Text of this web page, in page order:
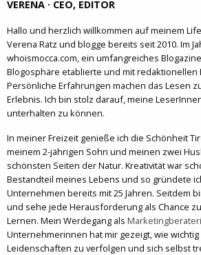
VERENA · CEO, EDITOR
Hallo und herzlich willkommen auf meinem
Verena Ratz und blogge bereits seit 2010. Im
whoismocca.com, ein umfangreiches
Blogosphäre etablierte und mit redaktionellen
Persönliche Erfahrungen machen das Lesen
Erlebnis. Ich bin stolz darauf, meine
unterhalten zu können.
In meiner Freizeit genieße ich die Schönheit
meinem 2-jährigen Sohn und meinen zwei
schönsten Seiten der Natur. Kreativität war
Bestandteil meines Lebens und so gründete
Unternehmen bereits mit 25 Jahren. Seitdem
und sehe jede Herausforderung als Chance
Lernen. Mein Werdegang als
Unternehmerinnen hat mir gezeigt, wie
Leidenschaften zu verfolgen und sich selbst